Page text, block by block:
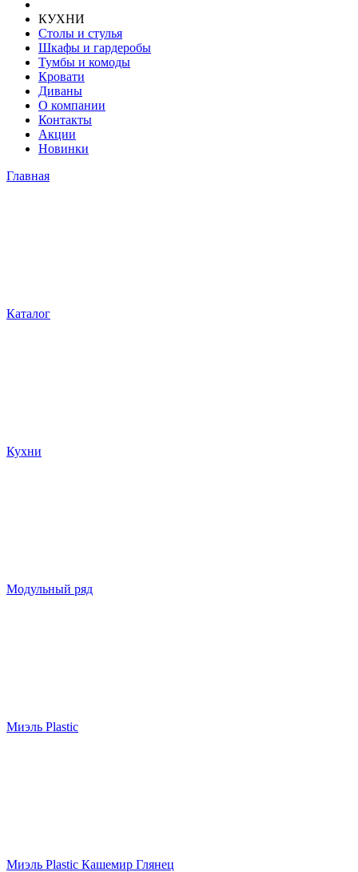
КУХНИ
Столы и стулья
Шкафы и гардеробы
Тумбы и комоды
Кровати
Диваны
О компании
Контакты
Акции
Новинки
Главная
Каталог
Кухни
Модульный ряд
Миэль Plastic
Миэль Plastic Кашемир Глянец